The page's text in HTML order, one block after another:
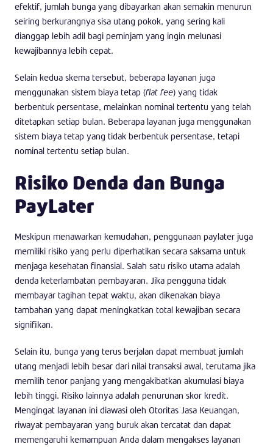
efektif, jumlah bunga yang dibayarkan akan semakin menurun
seiring berkurangnya sisa utang pokok, yang sering kali
dianggap lebih adil bagi peminjam yang ingin melunasi
kewajibannya lebih cepat.
Selain kedua skema tersebut, beberapa layanan juga
menggunakan sistem biaya tetap (flat fee) yang tidak
berbentuk persentase, melainkan nominal tertentu yang telah
ditetapkan setiap bulan. Beberapa layanan juga menggunakan
sistem biaya tetap yang tidak berbentuk persentase, tetapi
nominal tertentu setiap bulan.
Risiko Denda dan Bunga
PayLater
Meskipun menawarkan kemudahan, penggunaan paylater juga
memiliki risiko yang perlu diperhatikan secara saksama untuk
menjaga kesehatan finansial. Salah satu risiko utama adalah
denda keterlambatan pembayaran. Jika pengguna tidak
membayar tagihan tepat waktu, akan dikenakan biaya
tambahan yang dapat meningkatkan total kewajiban secara
signifikan.
Selain itu, bunga yang terus berjalan dapat membuat jumlah
utang menjadi lebih besar dari nilai transaksi awal, terutama jika
memilih tenor panjang yang mengakibatkan akumulasi biaya
lebih tinggi. Risiko lainnya adalah penurunan skor kredit.
Mengingat layanan ini diawasi oleh Otoritas Jasa Keuangan,
riwayat pembayaran yang buruk akan tercatat dan dapat
memengaruhi kemampuan Anda dalam mengakses layanan